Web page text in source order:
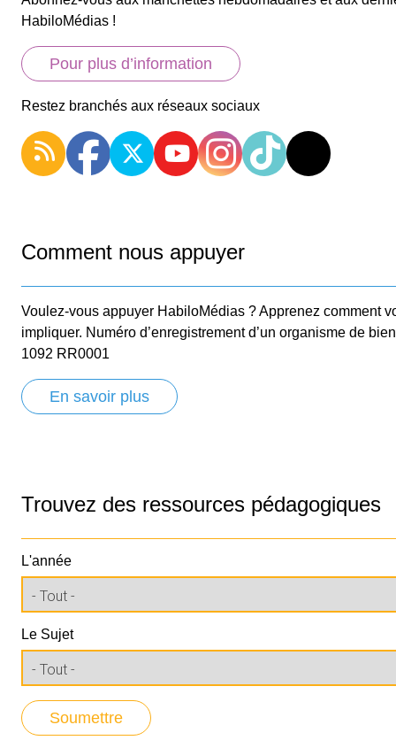
HabiloMédias !
Pour plus d’information
Restez branchés aux réseaux sociaux
Comment nous appuyer
Voulez-vous appuyer HabiloMédias ? Apprenez comment
impliquer. Numéro d’enregistrement d’un organisme de
1092 RR0001
En savoir plus
Trouvez des ressources pédagogiques
L'année
Le Sujet